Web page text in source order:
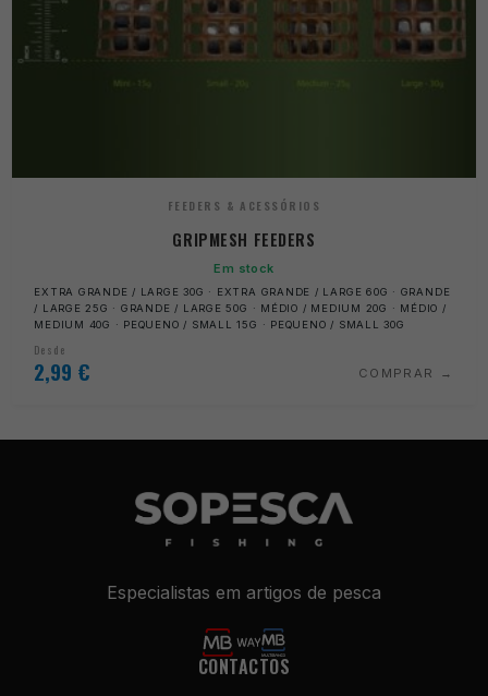
FEEDERS & ACESSÓRIOS
GRIPMESH FEEDERS
Em stock
EXTRA GRANDE / LARGE 30G · EXTRA GRANDE / LARGE 60G · GRANDE
/ LARGE 25G · GRANDE / LARGE 50G · MÉDIO / MEDIUM 20G · MÉDIO /
MEDIUM 40G · PEQUENO / SMALL 15G · PEQUENO / SMALL 30G
Desde
2,99 € COMPRAR
Especialistas em artigos de pesca
CONTACTOS